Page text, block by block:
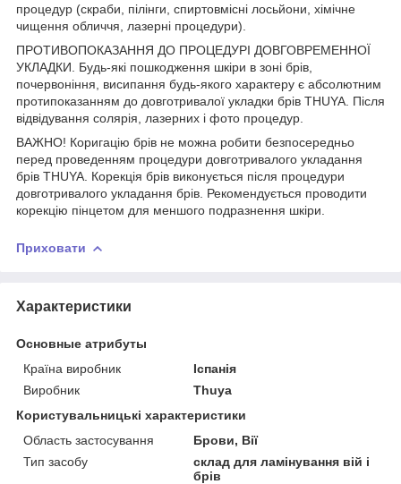
процедур (скраби, пілінги, спиртовмісні лосьйони, хімічне
чищення обличчя, лазерні процедури).
ПРОТИВОПОКАЗАННЯ ДО ПРОЦЕДУРІ ДОВГОВРЕМЕННОЇ
УКЛАДКИ. Будь-які пошкодження шкіри в зоні брів,
почервоніння, висипання будь-якого характеру є абсолютним
протипоказанням до довготривалої укладки брів THUYA. Після
відвідування солярія, лазерних і фото процедур.
ВАЖНО! Коригацію брів не можна робити безпосередньо
перед проведенням процедури довготривалого укладання
брів THUYA. Корекція брів виконується після процедури
довготривалого укладання брів. Рекомендується проводити
корекцію пінцетом для меншого подразнення шкіри.
Приховати
Характеристики
Основные атрибуты
Країна виробник
Іспанія
Виробник
Thuya
Користувальницькі характеристики
Область застосування
Брови, Вії
Тип засобу
склад для ламінування вій і
брів